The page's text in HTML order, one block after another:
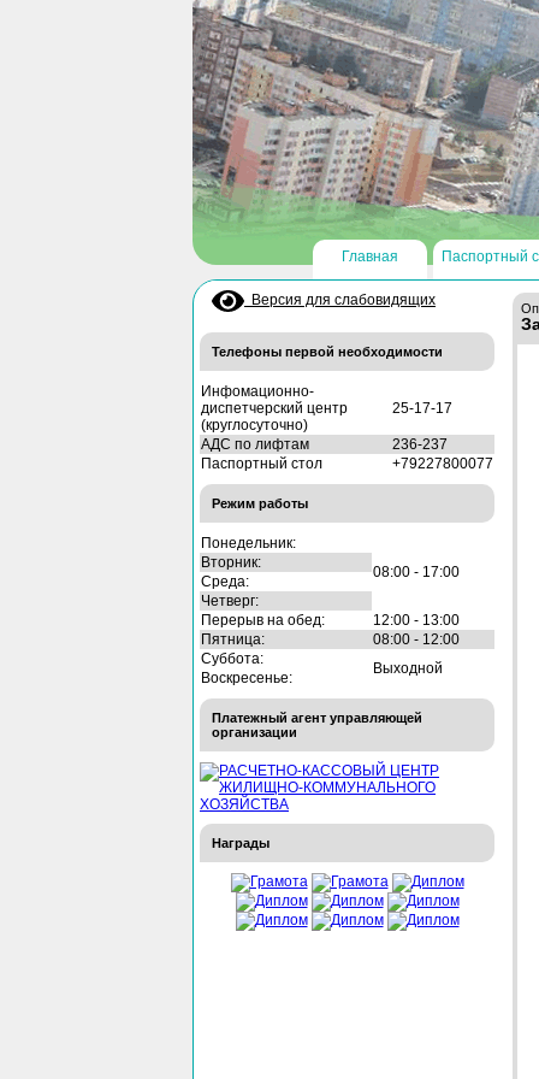
Главная Паспортный
Версия для слабовидящих
Телефоны первой необходимости
Инфомационно-
диспетчерский центр
(круглосуточно)
25-17-17
АДС по лифтам
236-237
Паспортный стол
+79227800077
Режим работы
Понедельник:
08:00 - 17:00
Вторник:
Среда:
Четверг:
Перерыв на обед:
12:00 - 13:00
Пятница:
08:00 - 12:00
Суббота:
Выходной
Воскресенье:
Платежный агент управляющей
организации
Награды